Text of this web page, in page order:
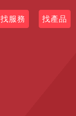
找服務 找產品